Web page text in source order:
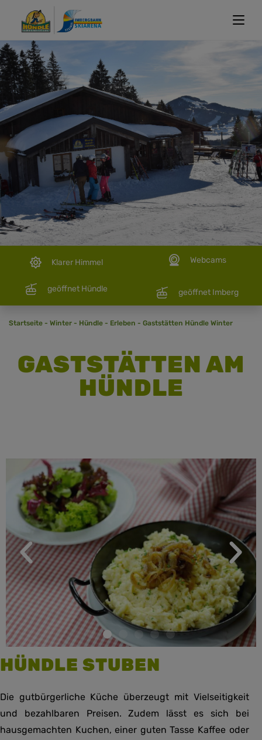
Klarer Himmel
geöffnet Hündle geöffnet Imberg
Webcams
Startseite - Winter - Hündle - Erleben - Gaststätten Hündle Winter
GASTSTÄTTEN AM
HÜNDLE
HÜNDLE STUBEN
Die gutbürgerliche Küche überzeugt mit Vielseitigkeit
und bezahlbaren Preisen. Zudem lässt es sich bei
hausgemachten Kuchen, einer guten Tasse Kaffee oder